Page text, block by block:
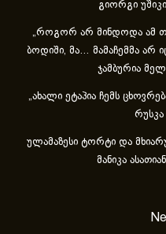
გიორგი
„როგორ არ მინდოდა ამ
ბოდიში, მა… მამაჩემმა არ
ჯამბურია
„ახა­ლი ეტა­პია ჩემს
რუსკა
ულამაზესი ტორტი და
მანიკა